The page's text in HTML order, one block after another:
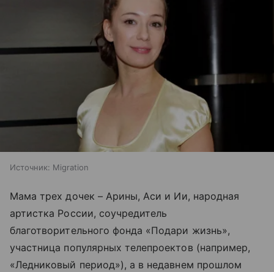
Источник: Migration
Мама трех дочек – Арины, Аси и Ии, народная
артистка России, соучредитель
благотворительного фонда «Подари жизнь»,
участница популярных телепроектов (например,
«Ледниковый период»), а в недавнем прошлом